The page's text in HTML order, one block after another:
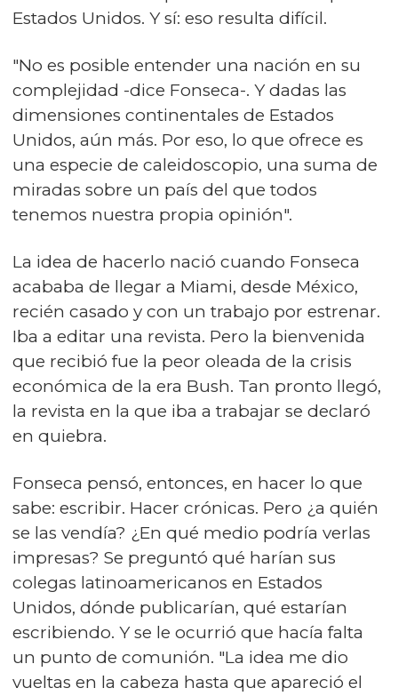
Estados Unidos. Y sí: eso resulta difícil.
"No es posible entender una nación en su
complejidad -dice Fonseca-. Y dadas las
dimensiones continentales de Estados
Unidos, aún más. Por eso, lo que ofrece es
una especie de caleidoscopio, una suma de
miradas sobre un país del que todos
tenemos nuestra propia opinión".
La idea de hacerlo nació cuando Fonseca
acababa de llegar a Miami, desde México,
recién casado y con un trabajo por estrenar.
Iba a editar una revista. Pero la bienvenida
que recibió fue la peor oleada de la crisis
económica de la era Bush. Tan pronto llegó,
la revista en la que iba a trabajar se declaró
en quiebra.
Fonseca pensó, entonces, en hacer lo que
sabe: escribir. Hacer crónicas. Pero ¿a quién
se las vendía? ¿En qué medio podría verlas
impresas? Se preguntó qué harían sus
colegas latinoamericanos en Estados
Unidos, dónde publicarían, qué estarían
escribiendo. Y se le ocurrió que hacía falta
un punto de comunión. "La idea me dio
vueltas en la cabeza hasta que apareció el